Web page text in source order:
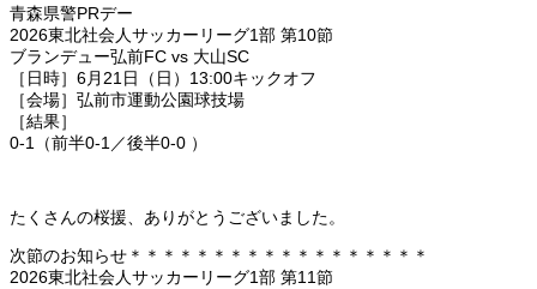
青森県警PRデー
2026東北社会人サッカーリーグ1部 第10節
ブランデュー弘前FC vs 大山SC
［日時］6月21日（日）13:00キックオフ
［会場］弘前市運動公園球技場
［結果］
0-1（前半0-1／後半0-0 ）
たくさんの桜援、ありがとうございました。
次節のお知らせ＊＊＊＊＊＊＊＊＊＊＊＊＊＊＊＊＊＊
2026東北社会人サッカーリーグ1部 第11節